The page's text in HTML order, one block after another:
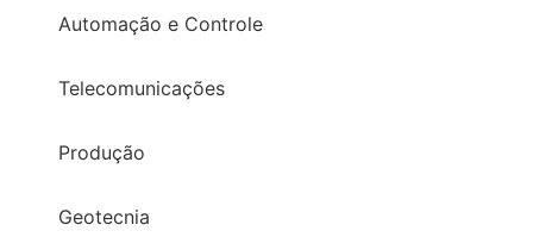
Automação e Controle
Telecomunicações
Produção
Geotecnia